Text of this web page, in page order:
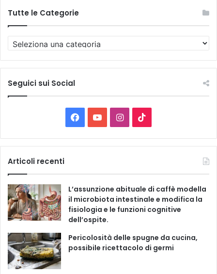
Tutte le Categorie
u
t
e
o
r
i
e
Seguici sui Social
a
e
b
o
o
k
o
T
u
b
e
I
n
t
a
g
r
a
i
T
o
k
Articoli recenti
L’assunzione abituale di caffè modella
il microbiota intestinale e modifica la
fisiologia e le funzioni cognitive
dell’ospite.
Pericolosità delle spugne da cucina,
possibile ricettacolo di germi